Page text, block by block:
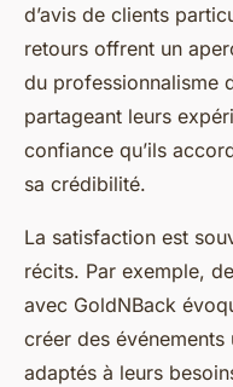
d’avis de clients
retours offrent un
du professionnalisme
partageant leurs
confiance qu’ils
sa crédibilité.
La satisfaction est
récits. Par exemple,
avec GoldNBack
créer des
adaptés à leurs